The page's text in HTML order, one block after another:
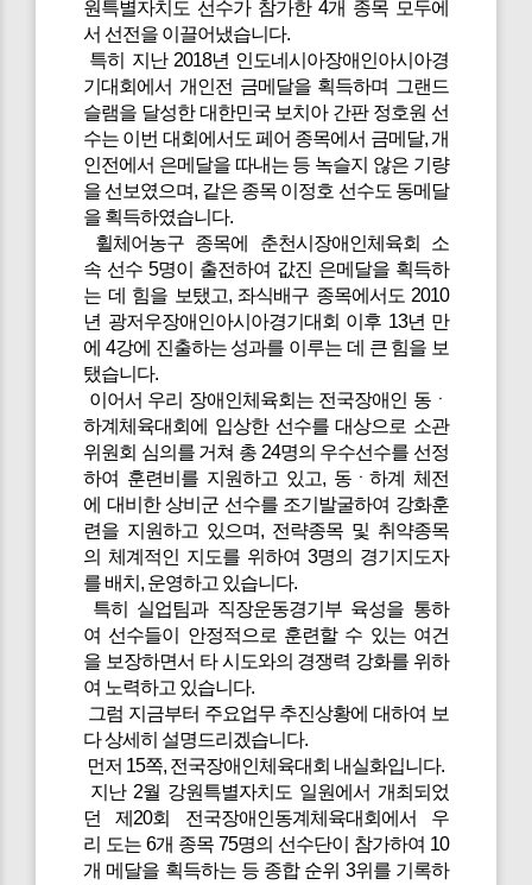
원특별자치도 선수가 참가한 4개 종목 모두에
서 선전을 이끌어냈습니다.
특히 지난 2018년 인도네시아장애인아시아경
기대회에서 개인전 금메달을 획득하며 그랜드
슬램을 달성한 대한민국 보치아 간판 정호원 선
수는 이번 대회에서도 페어 종목에서 금메달, 개
인전에서 은메달을 따내는 등 녹슬지 않은 기량
을 선보였으며, 같은 종목 이정호 선수도 동메달
을 획득하였습니다.
휠체어농구 종목에 춘천시장애인체육회 소
속 선수 5명이 출전하여 값진 은메달을 획득하
는 데 힘을 보탰고, 좌식배구 종목에서도 2010
년 광저우장애인아시아경기대회 이후 13년 만
에 4강에 진출하는 성과를 이루는 데 큰 힘을 보
탰습니다.
이어서 우리 장애인체육회는 전국장애인 동ㆍ
하계체육대회에 입상한 선수를 대상으로 소관
위원회 심의를 거쳐 총 24명의 우수선수를 선정
하여 훈련비를 지원하고 있고, 동ㆍ하계 체전
에 대비한 상비군 선수를 조기발굴하여 강화훈
련을 지원하고 있으며, 전략종목 및 취약종목
의 체계적인 지도를 위하여 3명의 경기지도자
를 배치, 운영하고 있습니다.
특히 실업팀과 직장운동경기부 육성을 통하
여 선수들이 안정적으로 훈련할 수 있는 여건
을 보장하면서 타 시도와의 경쟁력 강화를 위하
여 노력하고 있습니다.
그럼 지금부터 주요업무 추진상황에 대하여 보
다 상세히 설명드리겠습니다.
먼저 15쪽, 전국장애인체육대회 내실화입니다.
지난 2월 강원특별자치도 일원에서 개최되었
던 제20회 전국장애인동계체육대회에서 우
리 도는 6개 종목 75명의 선수단이 참가하여 10
개 메달을 획득하는 등 종합 순위 3위를 기록하